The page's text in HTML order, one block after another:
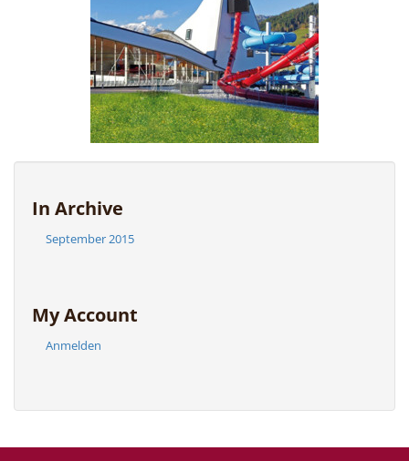
In Archive
September 2015
My Account
Anmelden